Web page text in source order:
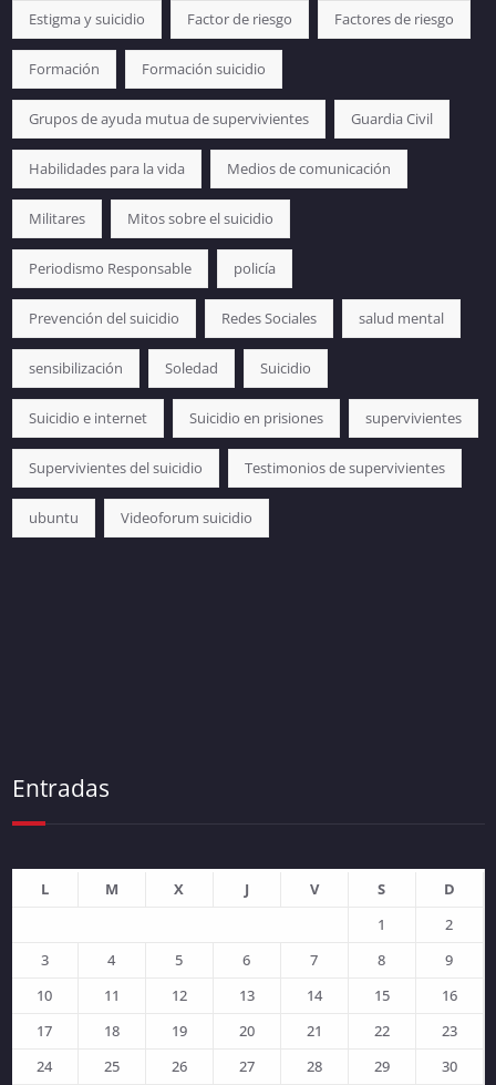
Estigma y suicidio Factor de riesgo Factores de riesgo
Formación Formación suicidio
Grupos de ayuda mutua de supervivientes Guardia Civil
Habilidades para la vida Medios de comunicación
Militares Mitos sobre el suicidio
Periodismo Responsable policía
Prevención del suicidio Redes Sociales salud mental
sensibilización Soledad Suicidio
Suicidio e internet Suicidio en prisiones supervivientes
Supervivientes del suicidio Testimonios de supervivientes
ubuntu Videoforum suicidio
Entradas
L M X J V S
D
1
2
3
4 5 6 7 8
9
10
11 12 13 14 15
16
17
18 19 20 21 22
23
24
25 26 27 28 29 30